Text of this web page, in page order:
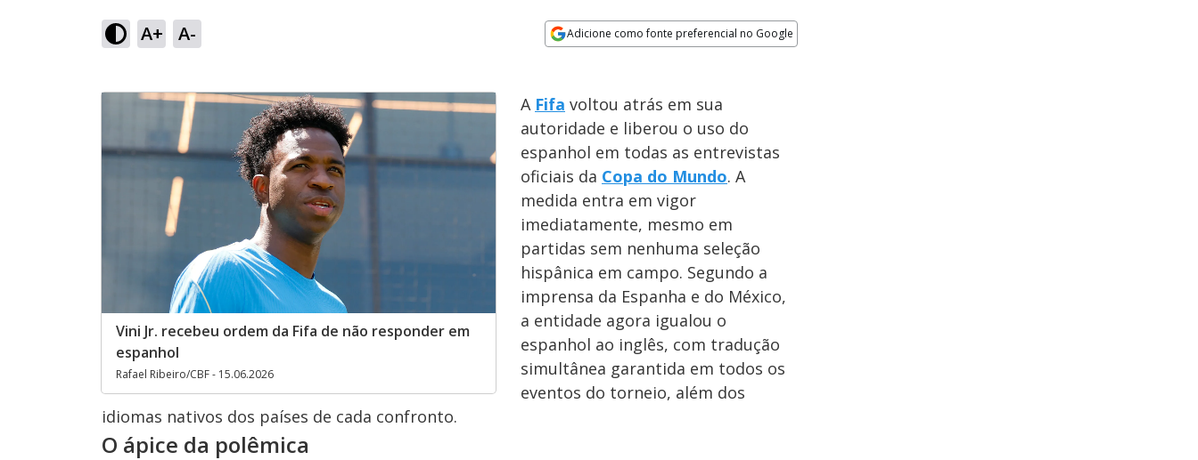
A+ A- Adicione como fonte preferencial no Google
Vini Jr. recebeu ordem da Fifa de não responder em
espanhol
Rafael Ribeiro/CBF - 15.06.2026
A Fifa voltou atrás em sua
autoridade e liberou o uso do
espanhol em todas as entrevistas
oficiais da Copa do Mundo. A
medida entra em vigor
imediatamente, mesmo em
partidas sem nenhuma seleção
hispânica em campo. Segundo a
imprensa da Espanha e do México,
a entidade agora igualou o
espanhol ao inglês, com tradução
simultânea garantida em todos os
eventos do torneio, além dos
idiomas nativos dos países de cada confronto.
O ápice da polêmica